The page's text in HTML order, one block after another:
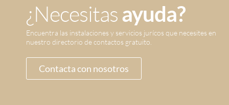
¿Necesitasayuda?
Encuentra las instalaciones y servicios jurícos que necesites en
nuestro directorio de contactos gratuito.
Contacta con nosotros